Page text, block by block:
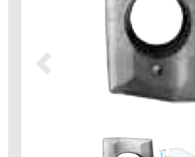
Précédent